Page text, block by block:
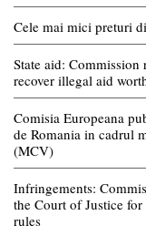
Cele mai mici preturi
State aid:
recover illegal aid
Comisia Europeana
de Romania in cadrul
(MCV)
Infringements:
the Court of Justice
rules